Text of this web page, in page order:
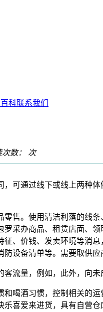
科联系我们
数： 次
通过线下或线上两种体
。使用清洁利落的线条
罗采办商品、租赁店面、
征、价钱、发卖环境等消
设备清单等。需要取供
量，例如，此外，向未
酒习惯，控制相关的运
乐喜爱来进货，具有自营